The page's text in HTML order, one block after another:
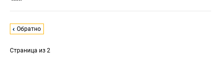
Обратно
Страница из 2